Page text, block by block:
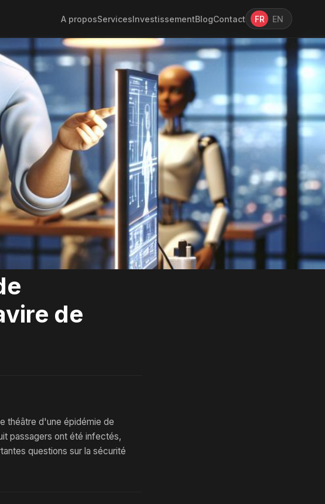
A proposServicesInvestissementBlogContact FR EN
de
théâtre d'une épidémie de
passagers ont été infectés,
questions sur la sécurité